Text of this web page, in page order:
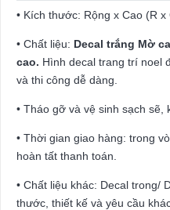
• Kích thước: Rộng x Cao (R x
• Chất liệu: Decal trắng Mờ
cao. Hình decal trang trí noel
và thi công dễ dàng.
• Tháo gỡ và vệ sinh sạch sẽ,
• Thời gian giao hàng: trong
hoàn tất thanh toán.
• Chất liệu khác: Decal trong/
thước, thiết kế và yêu cầu